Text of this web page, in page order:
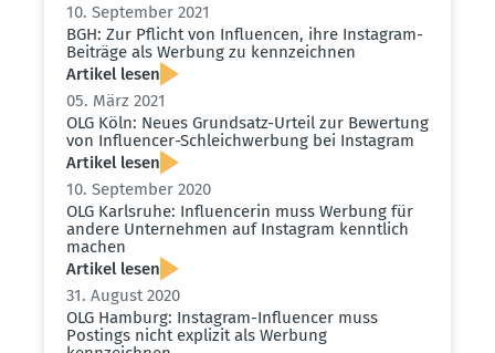
10. September 2021
BGH: Zur Pflicht von Influ­encen, ihre Instagram-
Beiträge als Werbung zu kennzeichnen
Artikel lesen
05. März 2021
OLG Köln: Neues Grundsatz-Urteil zur Bewertung
von Influ­encer-Schleich­werbung bei Instagram
Artikel lesen
10. September 2020
OLG Karlsruhe: Influ­en­cerin muss Werbung für
andere Unter­nehmen auf Instagram kenntlich
machen
Artikel lesen
31. August 2020
OLG Hamburg: Instagram-Influ­encer muss
Postings nicht explizit als Werbung